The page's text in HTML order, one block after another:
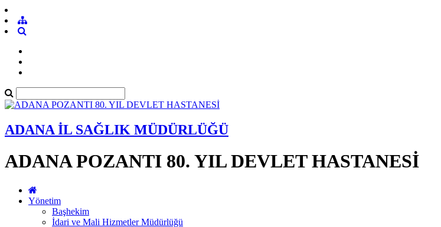
ADANA İL SAĞLIK MÜDÜRLÜĞÜ
ADANA POZANTI 80. YIL DEVLET HASTANESİ
Yönetim
Başhekim
İdari ve Mali Hizmetler Müdürlüğü